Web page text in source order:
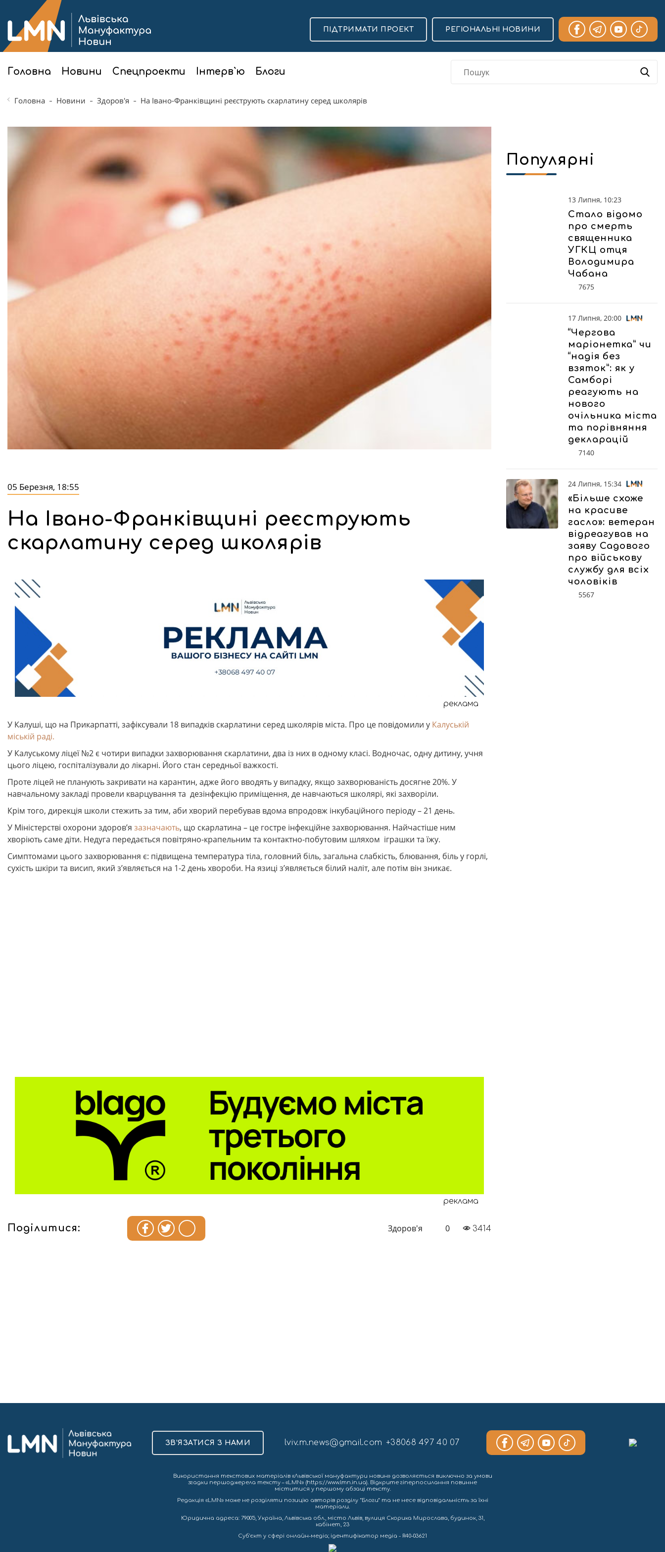
Головна Новини Спецпроекти Інтерв`ю Блоги
ПІДТРИМАТИ ПРОЕКТ РЕГІОНАЛЬНІ НОВИНИ
Головна Новини Здоров'я На Івано-Франківщині реєструють скарлатину серед школярів
05 Березня, 18:55
На Івано-Франківщині реєструють
скарлатину серед школярів
реклама
У Калуші, що на Прикарпатті, зафіксували 18 випадків скарлатини серед школярів міста. Про це повідомили у Калуській
міській раді.
У Калуському ліцеї №2 є чотири випадки захворювання скарлатини, два із них в одному класі. Водночас, одну дитину, учня
цього ліцею, госпіталізували до лікарні. Його стан середньої важкості.
Проте ліцей не планують закривати на карантин, адже його вводять у випадку, якщо захворюваність досягне 20%. У
навчальному закладі провели кварцування та дезінфекцію приміщення, де навчаються школярі, які захворіли.
Крім того, дирекція школи стежить за тим, аби хворий перебував вдома впродовж інкубаційного періоду – 21 день.
У Міністерстві охорони здоров’я зазначають, що скарлатина – це гостре інфекційне захворювання. Найчастіше ним
хворіють саме діти. Недуга передається повітряно-крапельним та контактно-побутовим шляхом іграшки та їжу.
Симптомами цього захворювання є: підвищена температура тіла, головний біль, загальна слабкість, блювання, біль у горлі,
сухість шкіри та висип, який з’являється на 1-2 день хвороби. На язиці з’являється білий наліт, але потім він зникає.
реклама
Поділитися: Здоров'я 0 3414
Популярні
13 Липня, 10:23
Стало відомо
про смерть
священника
УГКЦ отця
Володимира
Чабана
7675
17 Липня, 20:00
“Чергова
маріонетка” чи
“надія без
взяток”: як у
Самборі
реагують на
нового
очільника міста
та порівняння
декларацій
7140
24 Липня, 15:34
«Більше схоже
на красиве
гасло»: ветеран
відреагував на
заяву Садового
про військову
службу для всіх
чоловіків
5567
ЗВ’ЯЗАТИСЯ З НАМИ lviv.m.news@gmail.com +38068 497 40 07
Використання текстових матеріалів «Львівської мануфактури новин» дозволяється виключно за умови
згадки першоджерела тексту – «LMN» (https://www.lmn.in.ua). Відкрите гіперпосилання повинне
міститися у першому абзаці тексту.
Редакція «LMN» може не розділяти позицію авторів розділу “Блоги” та не несе відповідальність за їхні
матеріали.
Юридична адреса: 79005, Україна, Львівська обл., місто Львів, вулиця Скорика Мирослава, будинок, 31,
кабінет, 23
Cуб'єкт у сфері онлайн-медіа; ідентифікатор медіа - R40-03621